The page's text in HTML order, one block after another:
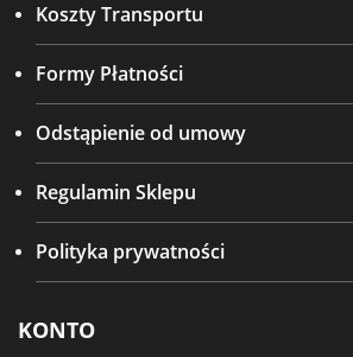
Koszty Transportu
Formy Płatności
Odstąpienie od umowy
Regulamin Sklepu
Polityka prywatności
KONTO